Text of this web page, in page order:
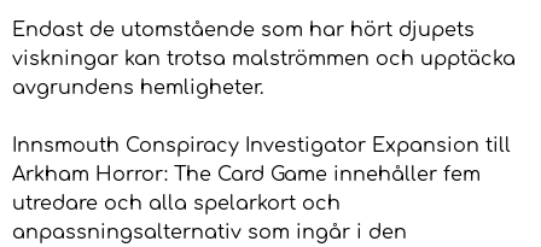
Endast de utomstående som har hört djupets
viskningar kan trotsa malströmmen och upptäcka
avgrundens hemligheter.
Innsmouth Conspiracy Investigator Expansion till
Arkham Horror: The Card Game innehåller fem
utredare och alla spelarkort och
anpassningsalternativ som ingår i den